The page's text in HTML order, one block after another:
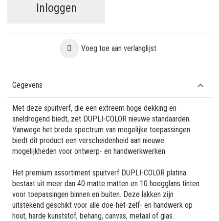
Inloggen
Voeg toe aan verlanglijst
Gegevens
Met deze spuitverf, die een extreem hoge dekking en
sneldrogend biedt, zet DUPLI-COLOR nieuwe standaarden.
Vanwege het brede spectrum van mogelijke toepassingen
biedt dit product een verscheidenheid aan nieuwe
mogelijkheden voor ontwerp- en handwerkwerken.
Het premium assortiment spuitverf DUPLI-COLOR platina
bestaat uit meer dan 40 matte matten en 10 hoogglans tinten
voor toepassingen binnen en buiten. Deze lakken zijn
uitstekend geschikt voor alle doe-het-zelf- en handwerk op
hout, harde kunststof, behang, canvas, metaal of glas.